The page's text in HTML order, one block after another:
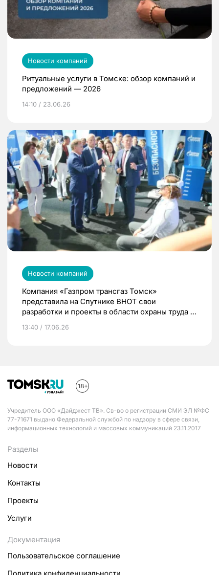
Новости компаний
Ритуальные услуги в Томске: обзор компаний и
предложений — 2026
14:10 / 23.06.26
Новости компаний
Компания «Газпром трансгаз Томск»
представила на Спутнике ВНОТ свои
разработки и проекты в области охраны труда и
13:40 / 17.06.26
Учредитель ООО «Дайджест ТВ». Св-во о регистрации СМИ ЭЛ №ФС
77-71671 выдано Федеральной службой по надзору в сфере связи,
информационных технологий и массовых коммуникаций 23.11.2017
Разделы
Новости
Контакты
Проекты
Услуги
Документация
Пользовательское соглашение